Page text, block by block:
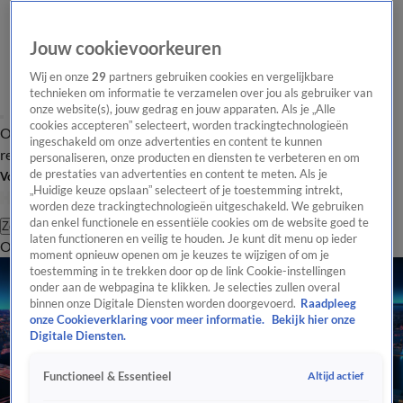
Overzicht Laatste nieuws Regionieuws Het beste van Hart
Tip de
redactie
Volg Hart van Nederland
Zoeken
OverzichtRegioUitzendingenWeerTip de redactiePanelVideo's
Jouw cookievoorkeuren
Wij en onze29 partners gebruiken cookies en vergelijkbare
technieken om informatie te verzamelen over jou als gebruiker van
onze website(s), jouw gedrag en jouw apparaten. Als je „Alle
cookies accepteren” selecteert, worden trackingtechnologieën
ingeschakeld om onze advertenties en content te kunnen
personaliseren, onze producten en diensten te verbeteren en om
de prestaties van advertenties en content te meten. Als je
„Huidige keuze opslaan” selecteert of je toestemming intrekt,
worden deze trackingtechnologieën uitgeschakeld. We gebruiken
dan enkel functionele en essentiële cookies om de website goed te
laten functioneren en veilig te houden. Je kunt dit menu op ieder
moment opnieuw openen om je keuzes te wijzigen of om je
toestemming in te trekken door op de link Cookie-instellingen
onder aan de webpagina te klikken. Je selecties zullen overal
binnen onze Digitale Diensten worden doorgevoerd. Raadpleeg
onze Cookieverklaring voor meer informatie.
Bekijk hier onze
Digitale Diensten.
Functioneel & Essentieel Altijd actief